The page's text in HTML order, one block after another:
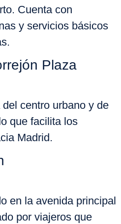
Cuenta con
y servicios básicos
Plaza
centro urbano y de
que facilita los
Madrid.
en la avenida principal
por viajeros que